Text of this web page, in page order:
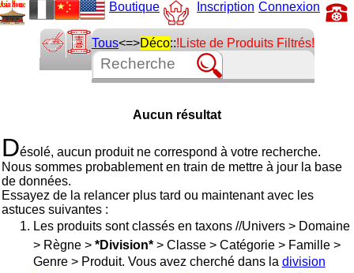
Boutique Inscription Connexion
Tous<=>Déco::!Liste de Produits Filtrés!
Aucun résultat
Désolé, aucun produit ne correspond à votre recherche.
Nous sommes probablement en train de mettre à jour la base
de données.
Essayez de la relancer plus tard ou maintenant avec les
astuces suivantes :
Les produits sont classés en taxons //Univers > Domaine
> Règne > *Division*> Classe > Catégorie > Famille >
Genre > Produit. Vous avez cherché dans la division